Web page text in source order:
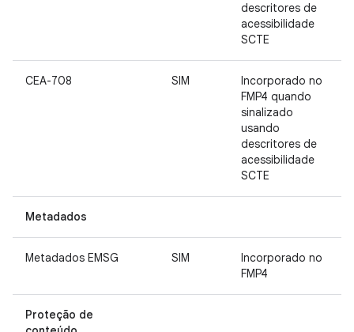
descritores de
acessibilidade
SCTE
CEA-708 SIM
Incorporado no
FMP4 quando
sinalizado
usando
descritores de
acessibilidade
SCTE
Metadados
Metadados EMSG SIM
Incorporado no
FMP4
Proteção de